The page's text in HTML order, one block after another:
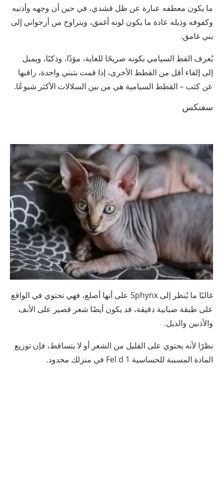
ما يكون معطفه عبارة عن ظل قشدي، في حين أن وجهه وأذنيه
وكفوفه وذيله عادة ما يكون لونه أغمق، ويتراوح من أرجواني إلى
بني غامق.
يُعرف القط السيامي بكونه صريحًا للغاية، مؤذًا، وذكيًا، ويميل
إلى إلقاء أقل من القطط الأخرى، إذا قمت بتبني واحدة، راقبها
عن كثب – القطط السيامية هي من بين السلالات الأكثر شيوعًا.
سفنكس
غالبًا ما يُنظر إلى Sphynx على أنها أصلع، فهي تحتوي في الواقع
على طبقة ضبابية دقيقة، قد يكون أيضًا شعر قصير على الأنف
والأذنين والذيل.
نظرًا لأنه يحتوي على القليل من الشعر أو لا يتساقط، فإن توزيع
المادة المسببة للحساسية Fel d 1 في منزلك محدود.